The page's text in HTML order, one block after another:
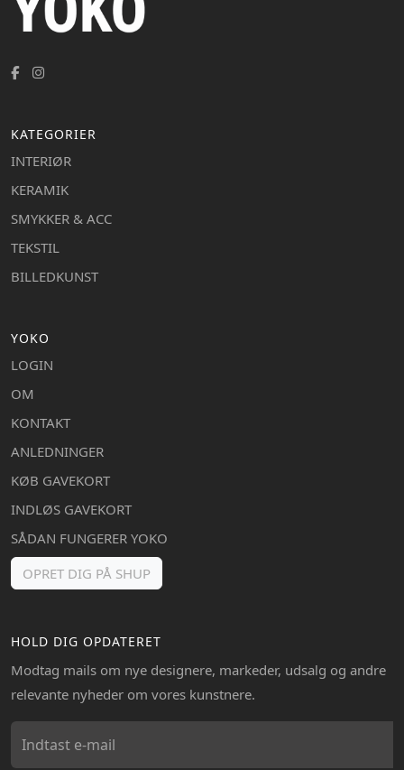
KATEGORIER
INTERIØR
KERAMIK
SMYKKER & ACC
TEKSTIL
BILLEDKUNST
YOKO
LOGIN
OM
KONTAKT
ANLEDNINGER
KØB GAVEKORT
INDLØS GAVEKORT
SÅDAN FUNGERER YOKO
OPRET DIG PÅ SHUP
HOLD DIG OPDATERET
Modtag mails om nye designere, markeder, udsalg og andre
relevante nyheder om vores kunstnere.